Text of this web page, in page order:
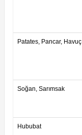
Patates, Pancar, Havuç
Soğan, Sarımsak
Hububat